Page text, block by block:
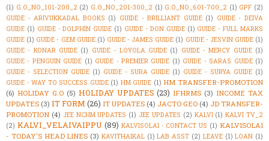
(1) G.O_NO_101-200_2 (2) G.O_NO_201-300_2 (1) G.O_NO_601-700_2 (1) GPF (2)
GUIDE - ARIVUKKADAL BOOKS (1) GUIDE - BRILLIANT GUIDE (1) GUIDE - DEIVA
GUIDE (1) GUIDE - DOLPHIN GUIDE (1) GUIDE - DON GUIDE (1) GUIDE - FULL MARKS
GUIDE (1) GUIDE - GEM GUIDE (1) GUIDE - JAMES GUIDE (1) GUIDE - JESVIN GUIDE (1)
GUIDE - KONAR GUIDE (1) GUIDE - LOYOLA GUIDE (1) GUIDE - MERCY GUIDE (1)
GUIDE - PENGUIN GUIDE (1) GUIDE - PREMIER GUIDE (1) GUIDE - SARAS GUIDE (1)
GUIDE - SELECTION GUIDE (1) GUIDE - SURA GUIDE (1) GUIDE - SURYA GUIDE (1)
GUIDE - WAY TO SUCCESS GUIDE (1) HM GUIDE (1) HM TRANSFER-PROMOTION
(6) HOLIDAY G.O (5) HOLIDAY UPDATES (23) IFHRMS (3) INCOME TAX
UPDATES (3) IT FORM (26) IT UPDATES (4) JACTO GEO (4) JD TRANSFER-
PROMOTION (4) JEE NCHM UPDATES (1) JEE UPDATES (2) KALVI (1) KALVI TV_2
(2) KALVI_VELAIVAIPPU (89) KALVISOLAI - CONTACT US (1) KALVISOLAI
- TODAY'S HEAD LINES (3) KAVITHAIKAL (1) LAB ASST (2) LEAVE (1) LOAN (1)